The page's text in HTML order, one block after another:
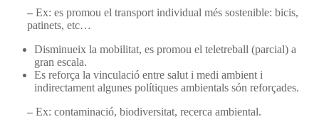
– Ex: es promou el transport individual més sostenible: bicis,
patinets, etc…
Disminueix la mobilitat, es promou el teletreball (parcial) a
gran escala.
Es reforça la vinculació entre salut i medi ambient i
indirectament algunes polítiques ambientals són reforçades.
– Ex: contaminació, biodiversitat, recerca ambiental.